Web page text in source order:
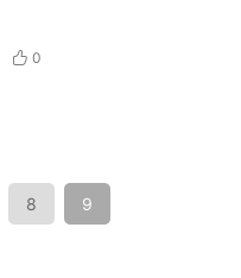
0
8 9